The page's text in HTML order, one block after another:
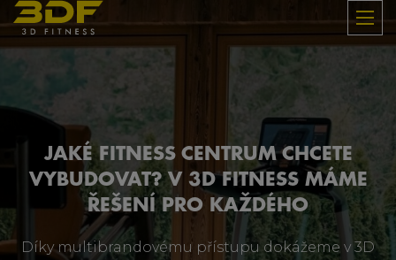
JAKÉ FITNESS CENTRUM CHCETE
VYBUDOVAT? V 3D FITNESS MÁME
ŘEŠENÍ PRO KAŽDÉHO
Díky multibrandovému přístupu dokážeme v 3D